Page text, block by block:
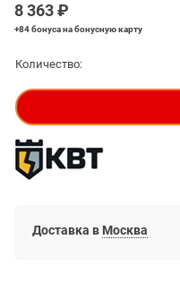
8 363 ₽
+84 бонусана бонусную карту
Количество:
Доставка в Москва